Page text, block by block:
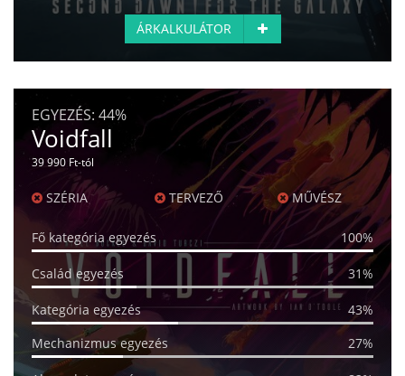
ÁRKALKULÁTOR
EGYEZÉS: 44%
Voidfall
39 990 Ft-tól
SZÉRIA TERVEZŐ MŰVÉSZ
Fő kategória egyezés 100%
Család egyezés 31%
Kategória egyezés
43%
Mechanizmus egyezés
27%